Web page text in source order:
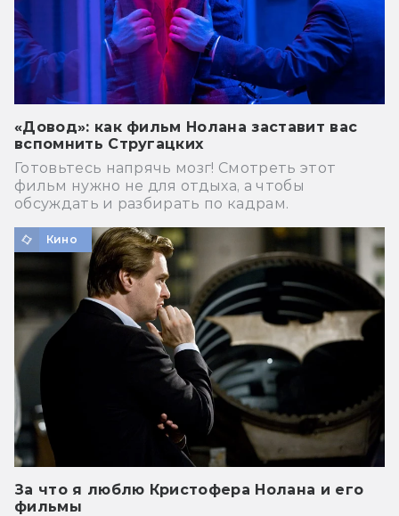
«Довод»: как фильм Нолана заставит вас
вспомнить Стругацких
Готовьтесь напрячь мозг! Смотреть этот
фильм нужно не для отдыха, а чтобы
обсуждать и разбирать по кадрам.
Кино
За что я люблю Кристофера Нолана и его
фильмы